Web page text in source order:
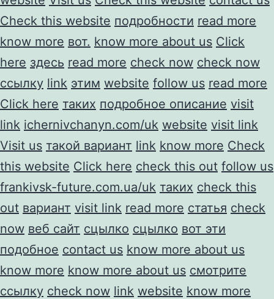
Check this website подробности read more
know more вот. know more about us Click
here здесь read more check now check now
ссылку link этим website follow us read more
Click here таких подробное описание visit
link ichernivchanyn.com/uk website visit link
Visit us такой вариант link know more Check
this website Click here check this out follow us
frankivsk-future.com.ua/uk таких check this
out вариант visit link read more статья check
now веб сайт сцылко сцылко вот эти
подобное contact us know more about us
know more know more about us смотрите
ссылку check now link website know more